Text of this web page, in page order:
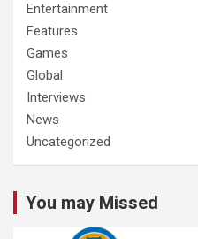
Entertainment
Features
Games
Global
Interviews
News
Uncategorized
You may Missed